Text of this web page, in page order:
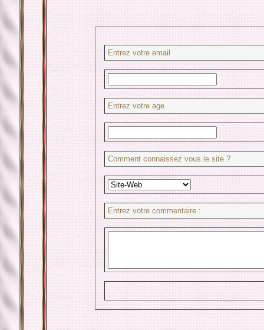
Entrez votre email
Entrez votre age
Comment connaissez vous le site ?
Entrez votre commentaire :